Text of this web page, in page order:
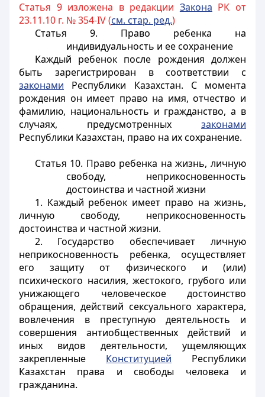
Статья 9 изложена в редакции Закона РК от
23.11.10 г. № 354-IV (см. стар. ред.)
Статья 9. Право ребенка на
индивидуальность и ее сохранение
Каждый ребенок после рождения должен
быть зарегистрирован в соответствии с
законами Республики Казахстан. С момента
рождения он имеет право на имя, отчество и
фамилию, национальность и гражданство, а в
случаях, предусмотренных законами
Республики Казахстан, право на их сохранение.
Статья 10. Право ребенка на жизнь, личную
свободу, неприкосновенность
достоинства и частной жизни
1. Каждый ребенок имеет право на жизнь,
личную свободу, неприкосновенность
достоинства и частной жизни.
2. Государство обеспечивает личную
неприкосновенность ребенка, осуществляет
его защиту от физического и (или)
психического насилия, жестокого, грубого или
унижающего человеческое достоинство
обращения, действий сексуального характера,
вовлечения в преступную деятельность и
совершения антиобщественных действий и
иных видов деятельности, ущемляющих
закрепленные Конституцией Республики
Казахстан права и свободы человека и
гражданина.